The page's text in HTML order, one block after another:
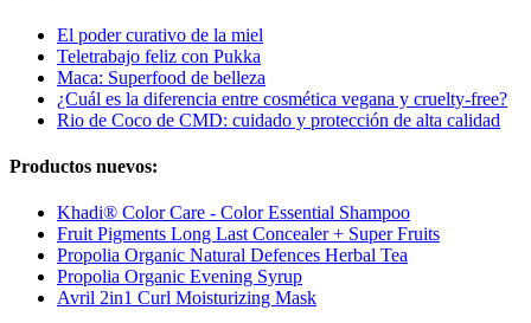
El poder curativo de la miel
Teletrabajo feliz con Pukka
Maca: Superfood de belleza
¿Cuál es la diferencia entre cosmética vegana y cruelty-free?
Rio de Coco de CMD: cuidado y protección de alta calidad
Productos nuevos:
Khadi® Color Care - Color Essential Shampoo
Fruit Pigments Long Last Concealer + Super Fruits
Propolia Organic Natural Defences Herbal Tea
Propolia Organic Evening Syrup
Avril 2in1 Curl Moisturizing Mask